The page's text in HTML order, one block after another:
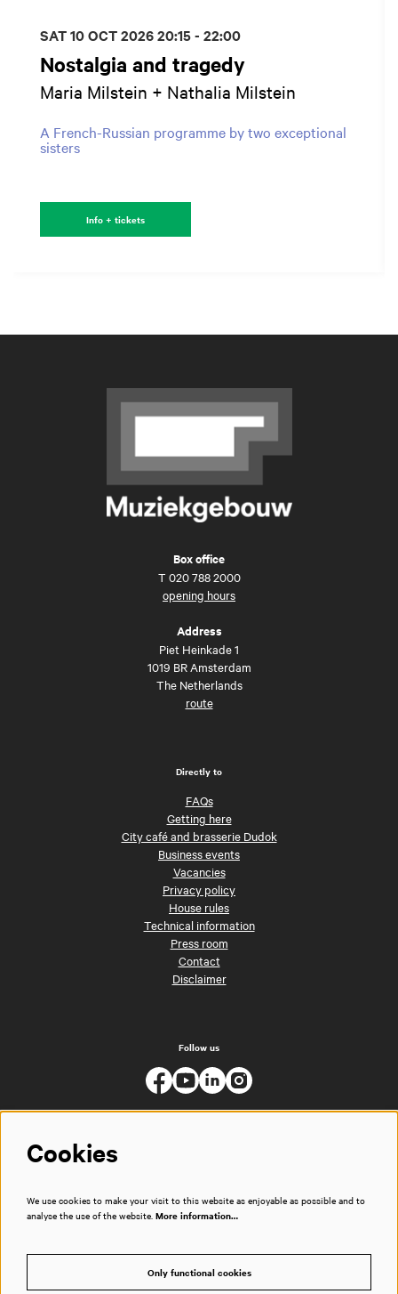
Nostalgia and tragedy
Maria Milstein + Nathalia Milstein
A French-Russian programme by two exceptional
sisters
SAT 10 OCT 202620:15 - 22:00
Info + tickets
Box office
T 020 788 2000
opening hours
Address
Piet Heinkade 1
1019 BR Amsterdam
The Netherlands
route
Directly to
FAQs
Getting here
City café and brasserie Dudok
Business events
Vacancies
Privacy policy
House rules
Technical information
Press room
Contact
Disclaimer
Follow us
Cookies
We use cookies to make your visit to this website as enjoyable as possible and to
analyse the use of the website. More information…
Only functional cookies